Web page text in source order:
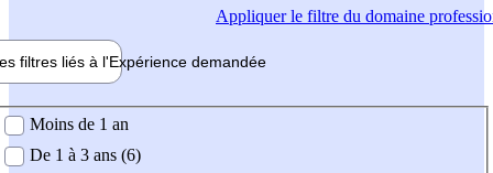
Appliquerle filtre du domaine
filtres liés à l'Expérience demandée
demandée
Moins de 1 an
De 1 à 3 ans (6)